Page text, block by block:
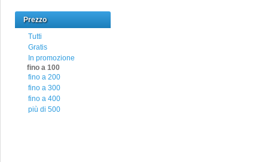
Prezzo
Tutti
Gratis
In promozione
fino a 100
fino a 200
fino a 300
fino a 400
più di 500